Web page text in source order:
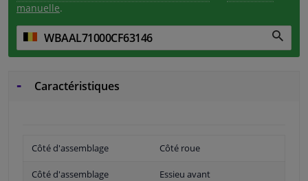
manuelle.
Caractéristiques
Côté d'assemblage Côté roue
Côté d'assemblage Essieu avant